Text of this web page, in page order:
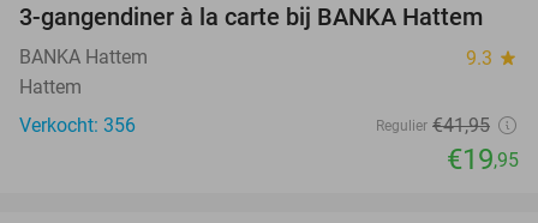
52%
3-gangendiner à la carte bij BANKA Hattem
BANKA Hattem 9.3 star
Hattem
Verkocht: 356
Regulier €41,95
€19,95